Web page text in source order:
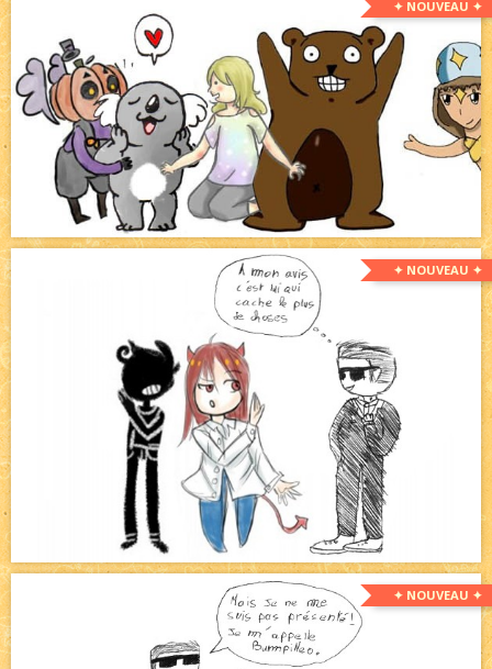
✦ NOUVEAU ✦
✦ NOUVEAU ✦
✦ NOUVEAU ✦